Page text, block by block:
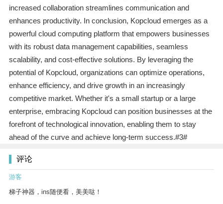
increased collaboration streamlines communication and
enhances productivity. In conclusion, Kopcloud emerges as a
powerful cloud computing platform that empowers businesses
with its robust data management capabilities, seamless
scalability, and cost-effective solutions. By leveraging the
potential of Kopcloud, organizations can optimize operations,
enhance efficiency, and drive growth in an increasingly
competitive market. Whether it's a small startup or a large
enterprise, embracing Kopcloud can position businesses at the
forefront of technological innovation, enabling them to stay
ahead of the curve and achieve long-term success.#3#
评论
游客
梯子神器，ins随便看，美美哒！